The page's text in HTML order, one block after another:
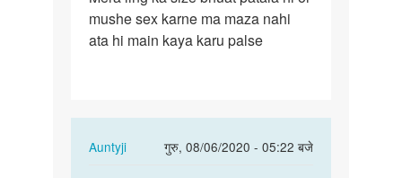
ling
ka
mushe sex karne ma maza nahi
ata hi main kaya karu palse
Auntyji
गुरु, 08/06/2020 - 05:22 बजे
In